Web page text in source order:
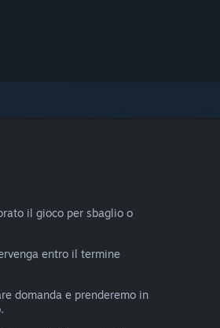
il gioco per sbaglio o
entro il termine
domanda e prenderemo in